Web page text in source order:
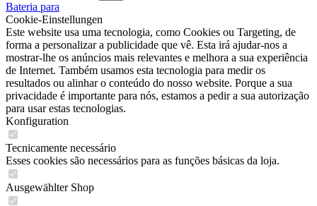
Bateria para
Cookie-Einstellungen
Este website usa uma tecnologia, como Cookies ou Targeting, de
forma a personalizar a publicidade que vê. Esta irá ajudar-nos a
mostrar-lhe os anúncios mais relevantes e melhora a sua experiência
de Internet. Também usamos esta tecnologia para medir os
resultados ou alinhar o conteúdo do nosso website. Porque a sua
privacidade é importante para nós, estamos a pedir a sua autorização
para usar estas tecnologias.
Konfiguration
Tecnicamente necessário
Esses cookies são necessários para as funções básicas da loja.
Ausgewählter Shop